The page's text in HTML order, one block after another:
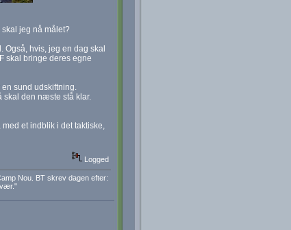
jeg nå målet?
Også, hvis, jeg en dag skal
skal bringe deres egne
sund udskiftning.
skal den næste stå klar.
et indblik i det taktiske,
Logged
Nou. BT skrev dagen efter: